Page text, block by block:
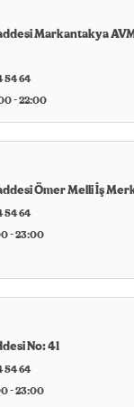
Markantakya
54 64
- 22:00
Ömer Melli İş
54 64
- 23:00
No: 41
54 64
- 23:00